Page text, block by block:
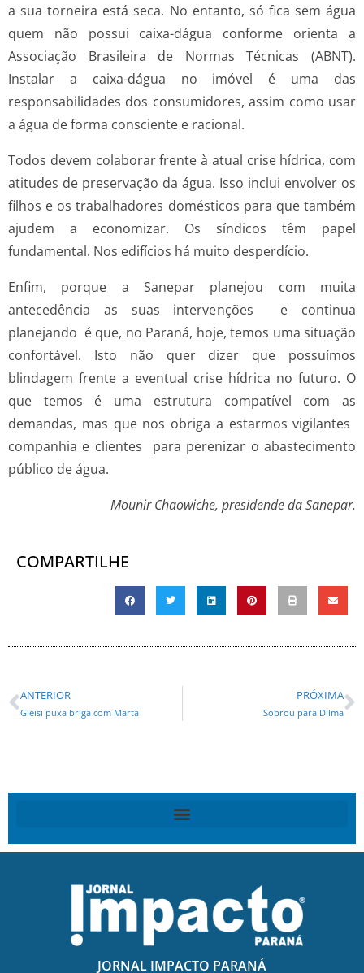
a sua torneira está seca. No entanto, só fica sem água
quem não possui caixa-dágua conforme orienta a
Associação Brasileira de Normas Técnicas (ABNT).
Instalar a caixa-dágua no imóvel é uma das
responsabilidades dos consumidores, assim como usar
a água de forma consciente e racional.
Todos devem colaborar frente à atual crise hídrica, com
atitudes de preservação da água. Isso inclui envolver os
filhos e os trabalhadores domésticos para que também
ajudem a economizar. Os síndicos têm papel
fundamental. Nos edifícios há muito desperdício.
Enfim, porque a Sanepar planejou com muita
antecedência as suas intervenções  e continua
planejando  é que, no Paraná, hoje, temos uma situação
confortável. Isto não quer dizer que possuímos
blindagem frente a eventual crise hídrica no futuro. O
que temos é uma estrutura compatível com as
demandas, mas que nos obriga a estarmos vigilantes 
companhia e clientes  para perenizar o abastecimento
público de água.
Mounir Chaowiche, presidende da Sanepar.
COMPARTILHE
ANTERIOR
Gleisi puxa briga com Marta
PRÓXIMA
Sobrou para Dilma
JORNAL IMPACTO PARANÁ